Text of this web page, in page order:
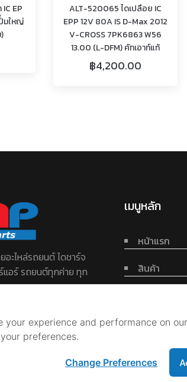
EP
มใหญ่
ALT-520065 ไดเปลือย IC
EPP 12V 80A IS D-Max 2012
V-CROSS 7PK6863 W56
13.00 (L-DFM) คัทเอาท์แท้
฿4,200.00
ะไหล่รถยนต์ ไดชาร์จ
แอร์ รถยนต์ทุกค่าย ทุก
ารครบวงจร
เมนูหลัก
หน้าแรก
สินค้า
your experience and performance on our
preferences.
Change Preferences